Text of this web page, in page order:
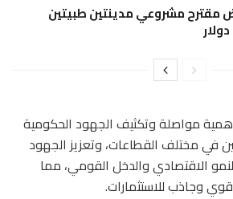
مقترح مشروعي مدينتين طبيتين
مواصلة وتكثيف الجهود الحكومية
في مختلف القطاعات، وتعزيز الجهود
الاقتصادي والدخل القومي، مما
وجاذب للاستثمارات.